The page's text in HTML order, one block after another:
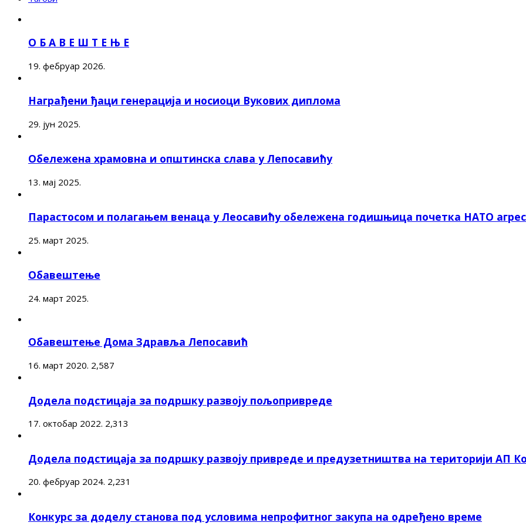
О Б А В Е Ш Т Е Њ Е
19. фебруар 2026.
Награђени ђаци генерација и носиоци Вукових диплома
29. јун 2025.
Обележена храмовна и општинска слава у Лепосавићу
13. мај 2025.
Парастосом и полагањем венаца у Леосавићу обележена годишњица почетка НАТО
25. март 2025.
Обавештење
24. март 2025.
Обавештење Дома Здравља Лепосавић
16. март 2020. 2,587
Додела подстицаја за подршку развоју пољопривреде
17. октобар 2022. 2,313
Додела подстицаја за подршку развоју привреде и предузетништва на територији АП
20. фебруар 2024. 2,231
Конкурс за доделу станова под условима непрофитног закупа на одређено време